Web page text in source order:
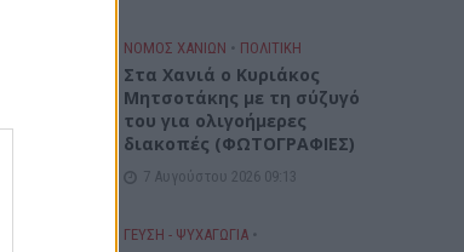
ΝΟΜΌΣ ΧΑΝΊΩΝ • ΠΟΛΙΤΙΚΗ
Στα Χανιά ο Κυριάκος
Μητσοτάκης με τη σύζυγό
του για ολιγοήμερες
διακοπές (ΦΩΤΟΓΡΑΦΙΕΣ)
7 Αυγούστου 2026 09:13
ΓΕΎΣΗ - ΨΥΧΑΓΩΓΊΑ •